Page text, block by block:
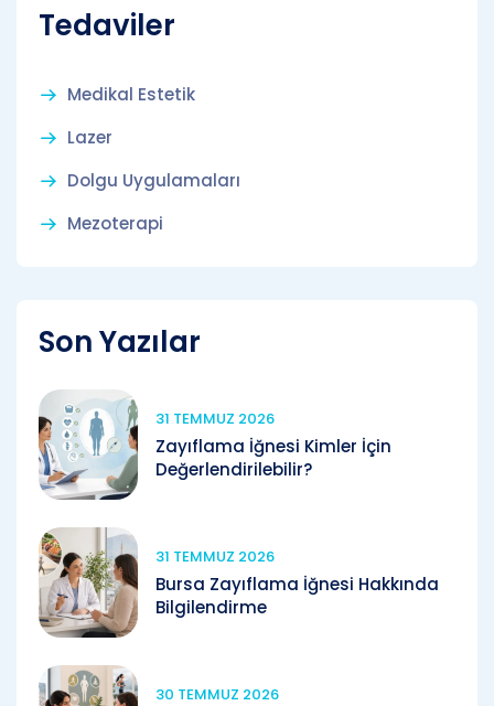
Tedaviler
Medikal Estetik
Lazer
Dolgu Uygulamaları
Mezoterapi
Son Yazılar
31 TEMMUZ 2026
Zayıflama İğnesi Kimler İçin
Değerlendirilebilir?
31 TEMMUZ 2026
Bursa Zayıflama İğnesi Hakkında
Bilgilendirme
30 TEMMUZ 2026